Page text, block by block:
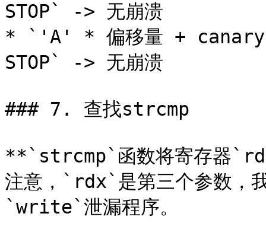
STOP` -> 无崩溃
* `'A' * 偏移量 + canary
STOP` -> 无崩溃
### 7. 查找strcmp
**`strcmp`函数将寄存器
注意，`rdx`是第三个参数，
`write`泄漏程序。